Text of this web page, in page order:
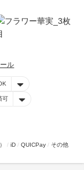
ル
可
iD QUICPay その他